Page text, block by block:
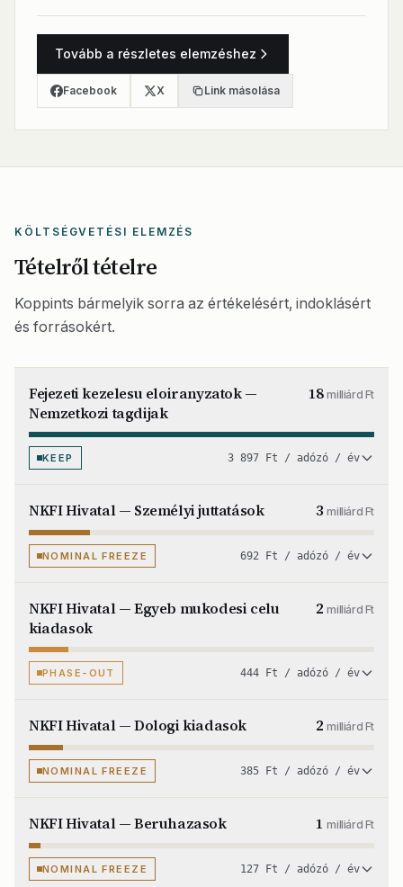
Tovább a részletes elemzéshez
Facebook X Link másolása
KÖLTSÉGVETÉSI ELEMZÉS
Tételről tételre
Koppints bármelyik sorra az értékelésért, indoklásért
és forrásokért.
Fejezeti kezelesu eloiranyzatok —
Nemzetkozi tagdijak
18milliárd Ft
KEEP 3 897 Ft / adózó / év
NKFI Hivatal — Személyi juttatások 3milliárd Ft
NOMINAL FREEZE 692 Ft / adózó / év
NKFI Hivatal — Egyeb mukodesi celu
kiadasok
2milliárd Ft
PHASE-OUT 444 Ft / adózó / év
NKFI Hivatal — Dologi kiadasok 2milliárd Ft
NOMINAL FREEZE 385 Ft / adózó / év
NKFI Hivatal — Beruhazasok 1milliárd Ft
NOMINAL FREEZE 127 Ft / adózó / év